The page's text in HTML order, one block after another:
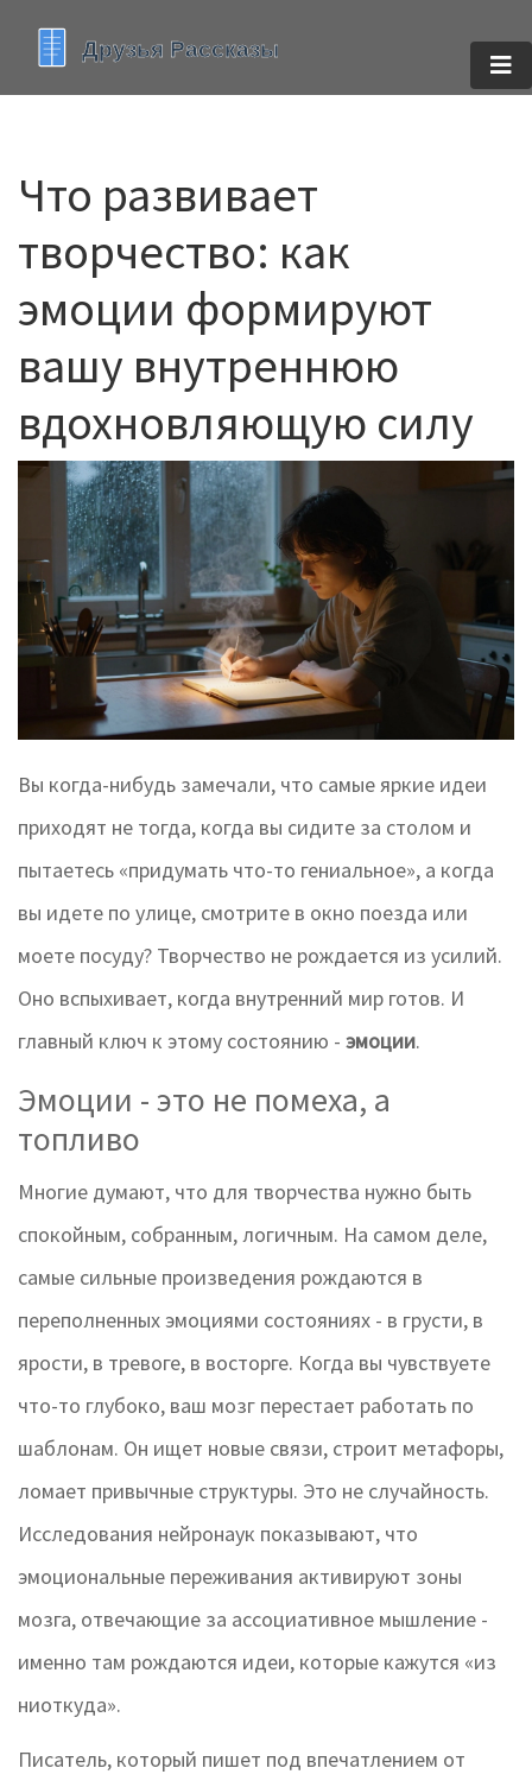
Что развивает
творчество: как
эмоции формируют
вашу внутреннюю
вдохновляющую силу
Вы когда-нибудь замечали, что самые яркие идеи
приходят не тогда, когда вы сидите за столом и
пытаетесь «придумать что-то гениальное», а когда
вы идете по улице, смотрите в окно поезда или
моете посуду? Творчество не рождается из усилий.
Оно вспыхивает, когда внутренний мир готов. И
главный ключ к этому состоянию - эмоции.
Эмоции - это не помеха, а
топливо
Многие думают, что для творчества нужно быть
спокойным, собранным, логичным. На самом деле,
самые сильные произведения рождаются в
переполненных эмоциями состояниях - в грусти, в
ярости, в тревоге, в восторге. Когда вы чувствуете
что-то глубоко, ваш мозг перестает работать по
шаблонам. Он ищет новые связи, строит метафоры,
ломает привычные структуры. Это не случайность.
Исследования нейронаук показывают, что
эмоциональные переживания активируют зоны
мозга, отвечающие за ассоциативное мышление -
именно там рождаются идеи, которые кажутся «из
ниоткуда».
Писатель, который пишет под впечатлением от